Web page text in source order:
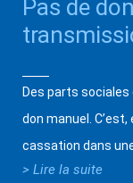
Pas de
Des parts sociales
don manuel.
cassation dans
> Lire la suite